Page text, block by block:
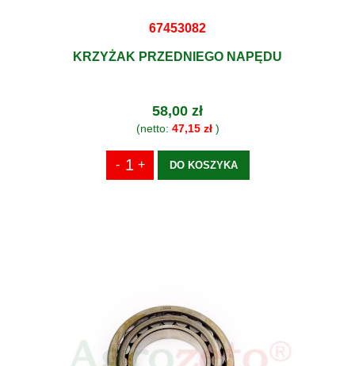
67453082
KRZYŻAK PRZEDNIEGO NAPĘDU
58,00 zł
(netto: 47,15 zł)
DO KOSZYKA